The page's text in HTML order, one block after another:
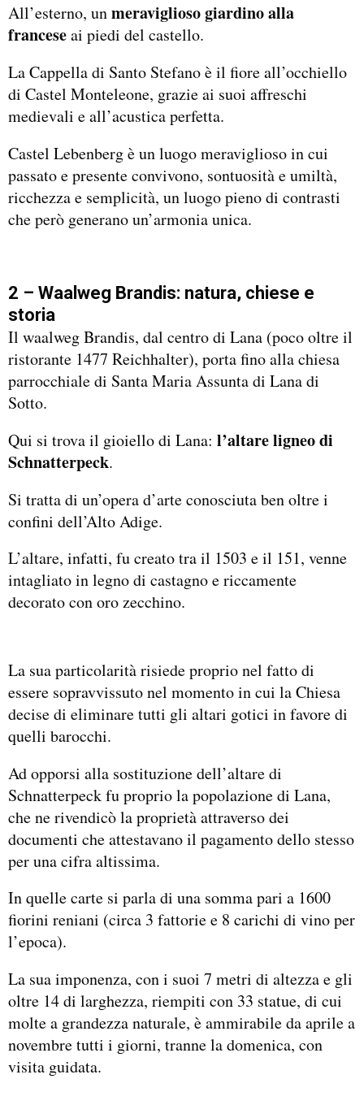
All’esterno, unmeraviglioso giardino alla
franceseai piedi del castello.
La Cappella di Santo Stefano è il fiore all’occhiello
di Castel Monteleone, grazie ai suoi affreschi
medievali e all’acustica perfetta.
Castel Lebenberg è un luogo meraviglioso in cui
passato e presente convivono, sontuosità e umiltà,
ricchezza e semplicità, un luogo pieno di contrasti
che però generano un’armonia unica.
2 – Waalweg Brandis: natura, chiese e
storia
Il waalweg Brandis, dal centro di Lana (poco oltre il
ristorante 1477 Reichhalter), porta fino alla chiesa
parrocchiale di Santa Maria Assunta di Lana di
Sotto.
Qui si trova il gioiello di Lana: l’altare ligneo di
Schnatterpeck.
Si tratta di un’opera d’arte conosciuta ben oltre i
confini dell’Alto Adige.
L’altare, infatti, fu creato tra il 1503 e il 151, venne
intagliato in legno di castagno e riccamente
decorato con oro zecchino.
La sua particolarità risiede proprio nel fatto di
essere sopravvissuto nel momento in cui la Chiesa
decise di eliminare tutti gli altari gotici in favore di
quelli barocchi.
Ad opporsi alla sostituzione dell’altare di
Schnatterpeck fu proprio la popolazione di Lana,
che ne rivendicò la proprietà attraverso dei
documenti che attestavano il pagamento dello stesso
per una cifra altissima.
In quelle carte si parla di una somma pari a 1600
fiorini reniani (circa 3 fattorie e 8 carichi di vino per
l’epoca).
La sua imponenza, con i suoi 7 metri di altezza e gli
oltre 14 di larghezza, riempiti con 33 statue, di cui
molte a grandezza naturale, è ammirabile da aprile a
novembre tutti i giorni, tranne la domenica, con
visita guidata.